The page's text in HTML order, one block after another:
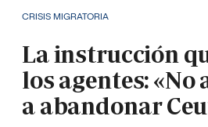
CRISIS MIGRATORIA
La instrucción
los agentes:
a abandonar